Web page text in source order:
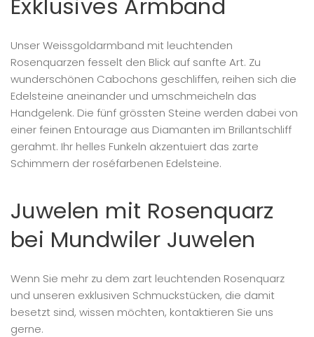
Exklusives Armband
Unser Weissgoldarmband mit leuchtenden
Rosenquarzen fesselt den Blick auf sanfte Art. Zu
wunderschönen Cabochons geschliffen, reihen sich die
Edelsteine aneinander und umschmeicheln das
Handgelenk. Die fünf grössten Steine werden dabei von
einer feinen Entourage aus Diamanten im Brillantschliff
gerahmt. Ihr helles Funkeln akzentuiert das zarte
Schimmern der roséfarbenen Edelsteine.
Juwelen mit Rosenquarz
bei Mundwiler Juwelen
Wenn Sie mehr zu dem zart leuchtenden Rosenquarz
und unseren exklusiven Schmuckstücken, die damit
besetzt sind, wissen möchten, kontaktieren Sie uns
gerne.